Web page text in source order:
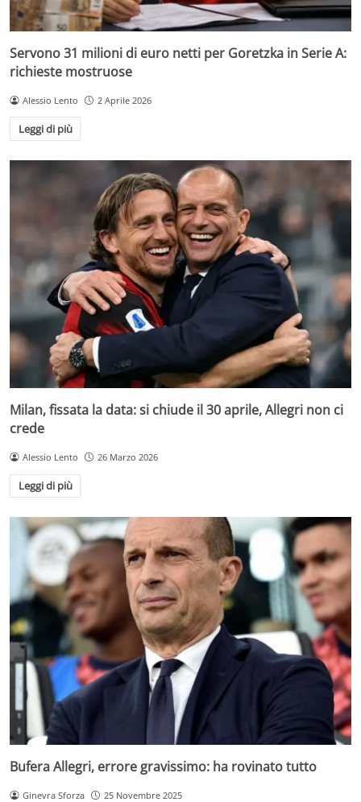
Servono 31 milioni di euro netti per Goretzka in Serie A:
richieste mostruose
Alessio Lento 2 Aprile 2026
Leggi di più
Milan, fissata la data: si chiude il 30 aprile, Allegri non ci
crede
Alessio Lento 26 Marzo 2026
Leggi di più
Bufera Allegri, errore gravissimo: ha rovinato tutto
Ginevra Sforza 25 Novembre 2025